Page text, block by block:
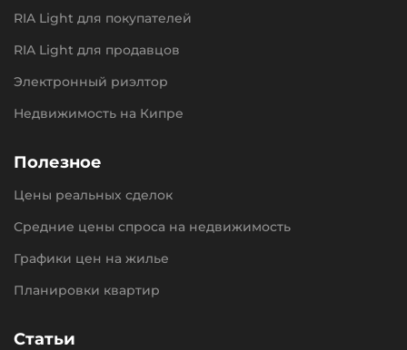
RIA Light для покупателей
RIA Light для продавцов
Электронный риэлтор
Недвижимость на Кипре
Полезное
Цены реальных сделок
Средние цены спроса на недвижимость
Графики цен на жилье
Планировки квартир
Статьи